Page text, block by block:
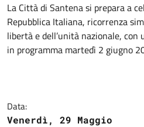
La Città di Santena si prepara a
Repubblica Italiana, ricorrenza
libertà e dell’unità nazionale,
in programma martedì 2 giugno
Data:
Venerdì, 29 Maggio